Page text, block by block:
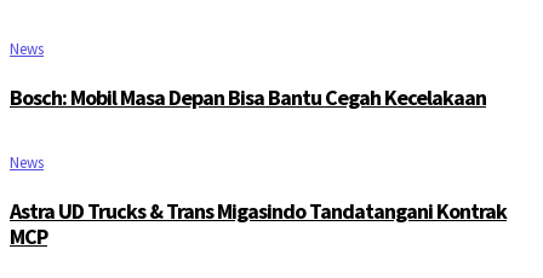
News
Bosch: Mobil Masa Depan Bisa Bantu Cegah Kecelakaan
News
Astra UD Trucks & Trans Migasindo Tandatangani Kontrak
MCP